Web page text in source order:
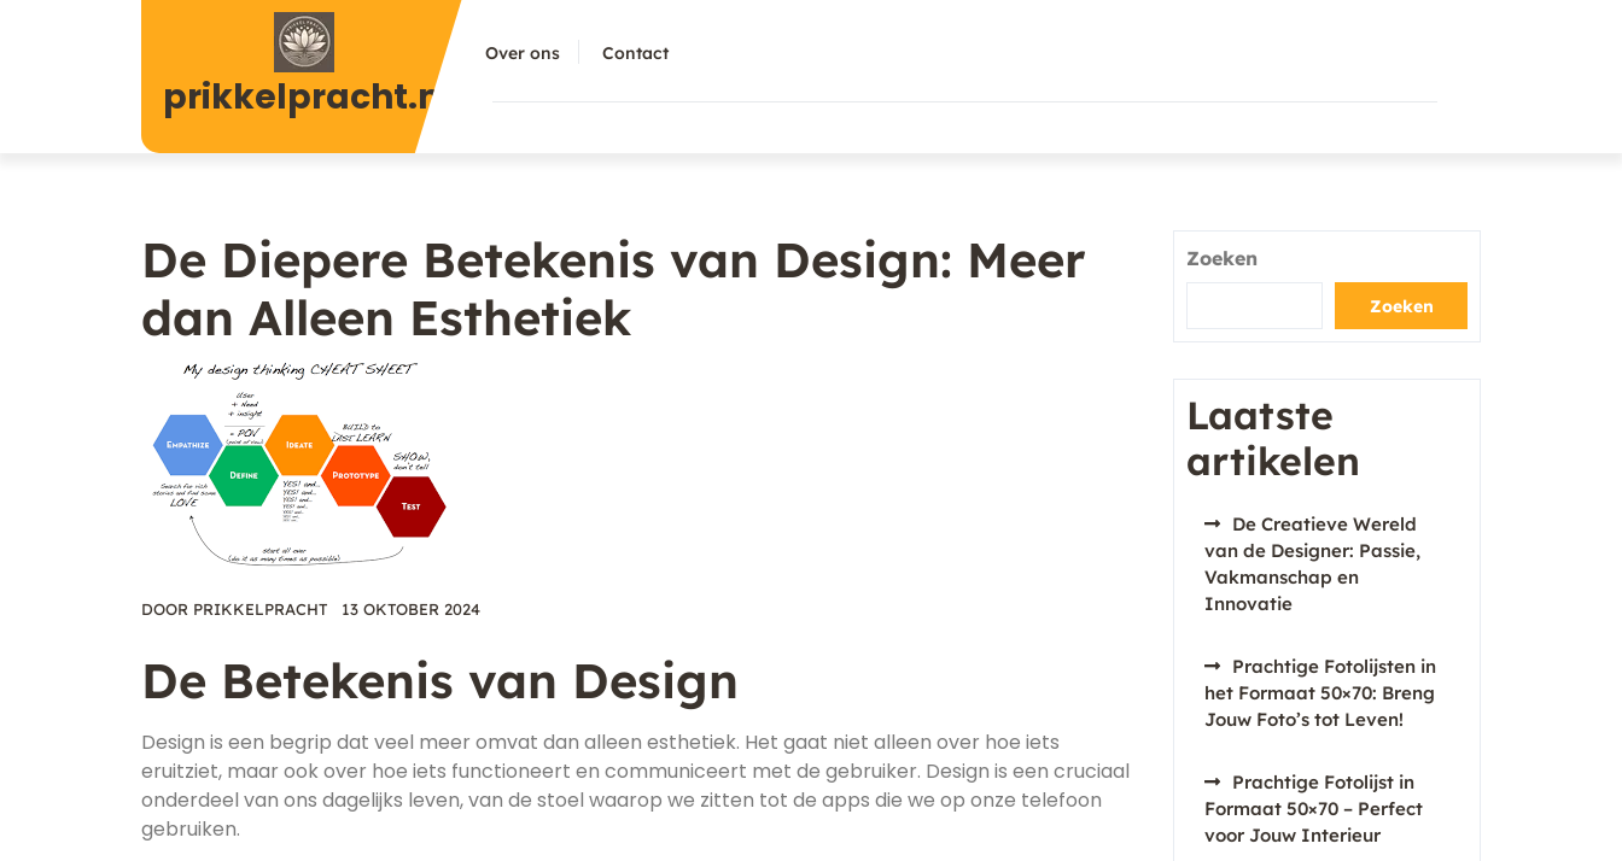
prikkelpracht.nl
Over ons Contact
De Diepere Betekenis van Design: Meer
dan Alleen Esthetiek
DOOR PRIKKELPRACHT 13 OKTOBER 2024
De Betekenis van Design
Design is een begrip dat veel meer omvat dan alleen esthetiek. Het gaat niet alleen over hoe iets
eruitziet, maar ook over hoe iets functioneert en communiceert met de gebruiker. Design is een cruciaal
onderdeel van ons dagelijks leven, van de stoel waarop we zitten tot de apps die we op onze telefoon
gebruiken.
Zoeken
Zoeken
Laatste
artikelen
De Creatieve Wereld
van de Designer: Passie,
Vakmanschap en
Innovatie
Prachtige Fotolijsten in
het Formaat 50×70: Breng
Jouw Foto’s tot Leven!
Prachtige Fotolijst in
Formaat 50×70 – Perfect
voor Jouw Interieur